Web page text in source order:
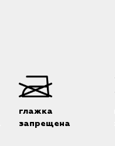
глажка
запрещена